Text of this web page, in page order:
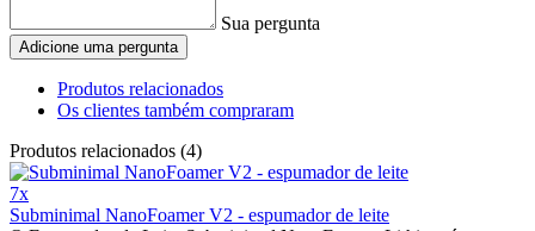
Sua pergunta
Adicione uma pergunta
Produtos relacionados
Os clientes também compraram
Produtos relacionados (4)
7x
Subminimal NanoFoamer V2 - espumador de leite